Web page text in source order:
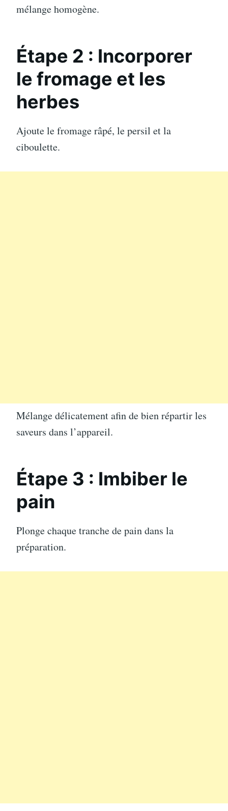
mélange homogène.
Étape 2 : Incorporer
le fromage et les
herbes
Ajoute le fromage râpé, le persil et la
ciboulette.
Mélange délicatement afin de bien répartir les
saveurs dans l’appareil.
Étape 3 : Imbiber le
pain
Plonge chaque tranche de pain dans la
préparation.